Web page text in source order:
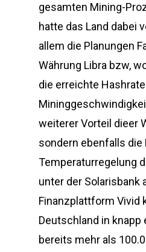
gesamten Mining-
hatte das Land dabei
allem die Planungen
Währung Libra bzw,
die erreichte
weiterer Vorteil dieer
sondern ebenfalls die
Temperaturregelung
unter der Solarisbank
Finanzplattform Vivid
Deutschland in knapp
bereits mehr als